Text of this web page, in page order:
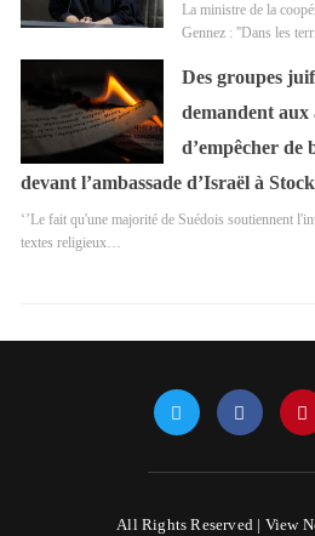
La ministre de la
Gennez : ''Dans les
Des groupes
demandent aux
d’empêcher de
devant l’ambassade d’Israël à
‘’Le fait qu'une majorité de Suédois soutiennent
textes religieux…
All Rights Reserved | View